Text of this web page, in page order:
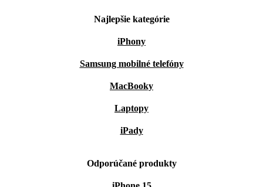
Najlepšie kategórie
iPhony
Samsung mobilné telefóny
MacBooky
Laptopy
iPady
Odporúčané produkty